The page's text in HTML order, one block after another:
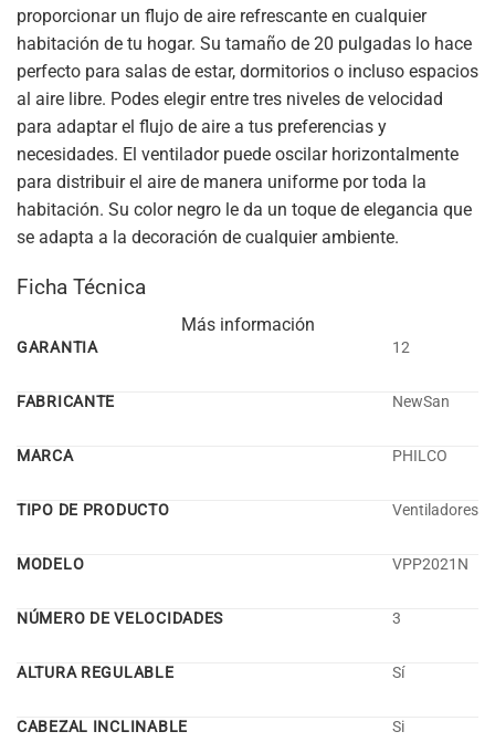
proporcionar un flujo de aire refrescante en cualquier
habitación de tu hogar. Su tamaño de 20 pulgadas lo hace
perfecto para salas de estar, dormitorios o incluso espacios
al aire libre. Podes elegir entre tres niveles de velocidad
para adaptar el flujo de aire a tus preferencias y
necesidades. El ventilador puede oscilar horizontalmente
para distribuir el aire de manera uniforme por toda la
habitación. Su color negro le da un toque de elegancia que
se adapta a la decoración de cualquier ambiente.
Ficha Técnica
Más información
GARANTIA 12
FABRICANTE NewSan
MARCA PHILCO
TIPO DE PRODUCTO Ventiladores
MODELO VPP2021N
NÚMERO DE VELOCIDADES 3
ALTURA REGULABLE Sí
CABEZAL INCLINABLE Si